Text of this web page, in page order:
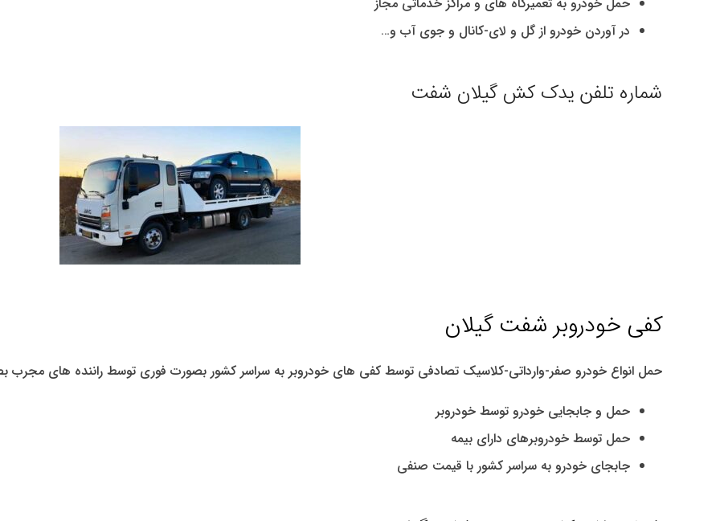
در آوردن خودرو از گل و لای-کانال و جوی آب و…
شماره تلفن یدک کش گیلان شفت
کفی خودروبر شفت گیلان
حمل انواع خودرو صفر-وارداتی-کلاسیک تصادفی توسط کفی های خودروبر به سراسر کشور بصورت فوری توسط راننده های مجرب بصورت 24 ساعت در همه
حمل و جابجایی خودرو توسط خودروبر
حمل توسط خودروبرهای دارای بیمه
جابجای خودرو به سراسر کشور با قیمت صنفی